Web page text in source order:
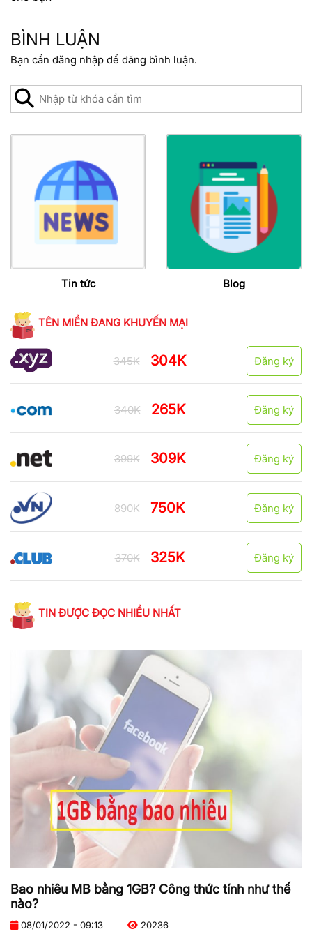
BÌNH LUẬN
Bạn cần đăng nhập để đăng bình luận.
Tin tức Blog
TÊN MIỀN ĐANG KHUYẾN MẠI
345K 304K Đăng ký
340K 265K Đăng ký
399K 309K Đăng ký
890K 750K Đăng ký
370K 325K Đăng ký
TIN ĐƯỢC ĐỌC NHIỀU NHẤT
Bao nhiêu MB bằng 1GB? Công thức tính như thế
nào?
08/01/2022 - 09:13 20236